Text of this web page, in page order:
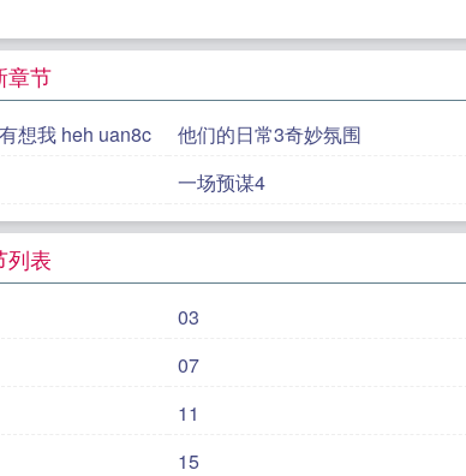
版
校对版txt笔趣阁 主角舒妄舒念的小说 妄念校
章节
想我 heh uan8c 他们的日常3奇妙氛围
一场预谋4
列表
03
07
11
15